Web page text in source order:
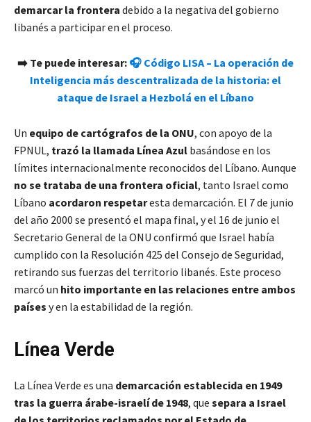
demarcar la frontera debido a la negativa del gobierno
libanés a participar en el proceso.
➡️ Te puede interesar: 🎧 Código LISA – La operación de
Inteligencia más descentralizada de la historia: el
ataque de Israel a Hezbolá en el Líbano
Un equipo de cartógrafos de la ONU, con apoyo de la
FPNUL, trazó la llamada Línea Azul basándose en los
límites internacionalmente reconocidos del Líbano. Aunque
no se trataba de una frontera oficial, tanto Israel como
Líbano acordaron respetaresta demarcación. El 7 de junio
del año 2000 se presentó el mapa final, y el 16 de junio el
Secretario General de la ONU confirmó que Israel había
cumplido con la Resolución 425 del Consejo de Seguridad,
retirando sus fuerzas del territorio libanés. Este proceso
marcó un hito importante en las relaciones entre ambos
países y en la estabilidad de la región.
Línea Verde
La Línea Verde es una demarcación establecida en 1949
tras la guerra árabe-israelí de 1948, que separa a Israel